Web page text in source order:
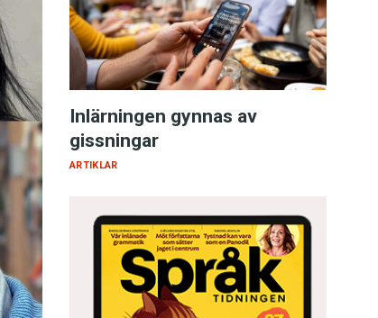
Inlärningen gynnas av
gissningar
ARTIKLAR